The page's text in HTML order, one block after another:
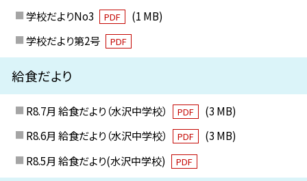
学校だよりNo3
PDF
(1 MB)
学校だより第2号
PDF
給食だより
R8.7月 給食だより（水沢中学校） PDF
(3 MB)
R8.6月 給食だより（水沢中学校）
PDF
(3 MB)
R8.5月 給食だより(水沢中学校)
PDF